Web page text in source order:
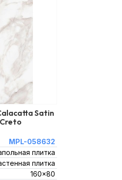
Satin
MPL-058632
плитка
плитка
160x80